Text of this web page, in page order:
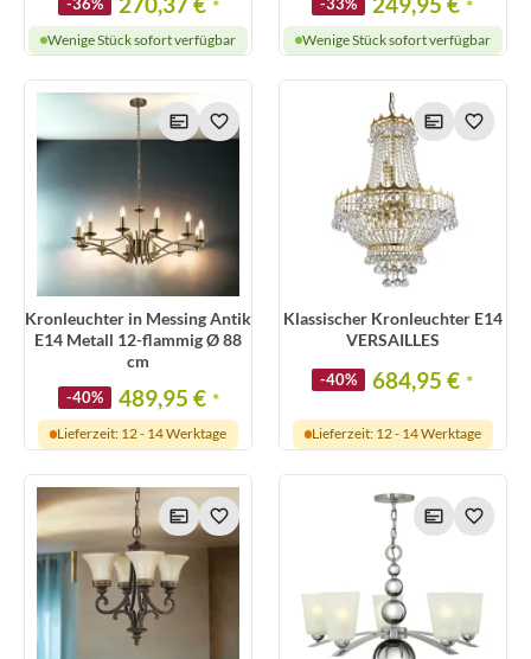
*
Wenige Stück sofort verfügbar
*
Wenige Stück sofort verfügbar
Kronleuchter in Messing Antik
E14 Metall 12-flammig Ø 88
cm
-40% 489,95 € *
Lieferzeit: 12 - 14 Werktage
Klassischer Kronleuchter E14
VERSAILLES
-40% 684,95 € *
Lieferzeit: 12 - 14 Werktage